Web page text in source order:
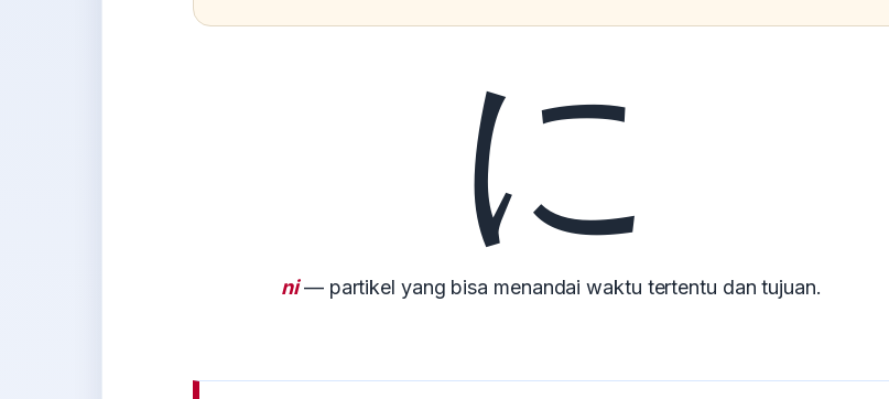
に
ni— partikel yang bisa menandai waktu tertentu dan tujuan.